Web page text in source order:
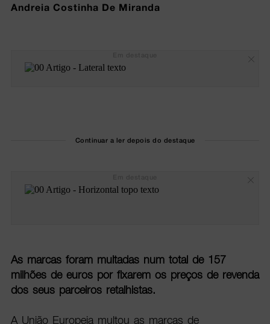
Andreia Costinha De Miranda
Continuar a ler depois do destaque
As marcas foram multadas num total de 157
milhões de euros por fixarem os preços de revenda
dos seus parceiros retalhistas.
A União Europeia multou as marcas de